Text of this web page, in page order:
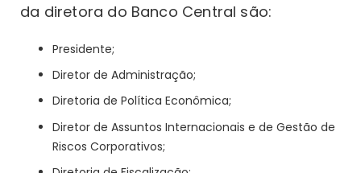
da diretora do Banco Central são:
Presidente;
Diretor de Administração;
Diretoria de Política Econômica;
Diretor de Assuntos Internacionais e de Gestão de
Riscos Corporativos;